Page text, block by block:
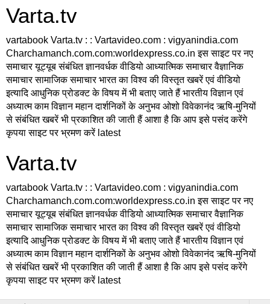
Varta.tv
vartabook Varta.tv : : Vartavideo.com : vigyanindia.com
Charchamanch.com.com:worldexpress.co.in इस साइट पर नए
समाचार यूट्यूब संबंधित ज्ञानवर्धक वीडियो आध्यात्मिक समाचार वैज्ञानिक
समाचार सामाजिक समाचार भारत का विश्व की विस्तृत खबरें एवं वीडियो
इत्यादि आधुनिक प्रोडक्ट के विषय में भी बताए जाते हैं भारतीय विज्ञान एवं
अध्यात्म काम विज्ञान महान दार्शनिकों के अनुभव ओशो विवेकानंद ऋषि-मुनियों
से संबंधित खबरें भी प्रकाशित की जाती हैं आशा है कि आप इसे पसंद करेंगे
कृपया साइट पर भ्रमण करें latest
Varta.tv
vartabook Varta.tv : : Vartavideo.com : vigyanindia.com
Charchamanch.com.com:worldexpress.co.in इस साइट पर नए
समाचार यूट्यूब संबंधित ज्ञानवर्धक वीडियो आध्यात्मिक समाचार वैज्ञानिक
समाचार सामाजिक समाचार भारत का विश्व की विस्तृत खबरें एवं वीडियो
इत्यादि आधुनिक प्रोडक्ट के विषय में भी बताए जाते हैं भारतीय विज्ञान एवं
अध्यात्म काम विज्ञान महान दार्शनिकों के अनुभव ओशो विवेकानंद ऋषि-मुनियों
से संबंधित खबरें भी प्रकाशित की जाती हैं आशा है कि आप इसे पसंद करेंगे
कृपया साइट पर भ्रमण करें latest